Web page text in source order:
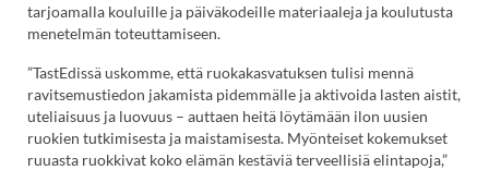
tarjoamalla kouluille ja päiväkodeille materiaaleja ja koulutusta
menetelmän toteuttamiseen.
”TastEdissä uskomme, että ruokakasvatuksen tulisi mennä
ravitsemustiedon jakamista pidemmälle ja aktivoida lasten aistit,
uteliaisuus ja luovuus – auttaen heitä löytämään ilon uusien
ruokien tutkimisesta ja maistamisesta. Myönteiset kokemukset
ruuasta ruokkivat koko elämän kestäviä terveellisiä elintapoja,”